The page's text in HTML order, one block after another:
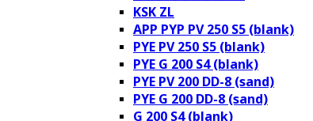
KSK ZL
APP PYP PV 250 S5 (blank)
PYE PV 250 S5 (blank)
PYE G 200 S4 (blank)
PYE PV 200 DD-8 (sand)
PYE G 200 DD-8 (sand)
G 200 S4 (blank)